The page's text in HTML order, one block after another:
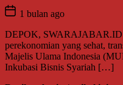
1 bulan ago
DEPOK, SWARAJABAR.ID
perekonomian yang sehat,
Majelis Ulama Indonesia
Inkubasi Bisnis Syariah […]